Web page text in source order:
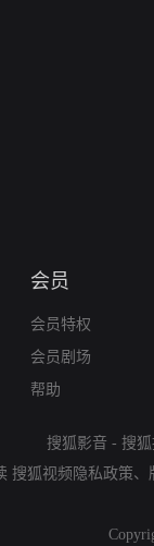
会员
会员特权
会员剧场
帮助
搜狐影音 - 搜
搜狐视频隐私政策、